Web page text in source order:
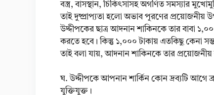
বস্ত্র, বাসস্থান, চিকিৎসাসহ অগণিত সমস্যার
তাই দুষ্প্রাপ্যতা হলো অভাব পূরণের প্রয়োজনীয়
উদ্দীপকের ছাত্র আদনান শাকিনকে তার বাবা
করতে হবে। কিন্তু ১,০০০ টাকায় এতকিছু কেনা
তাই বলা যায়, আদনান শাকিনকে তার প্রয়োজনীয়
ঘ. উদ্দীপকে আপনান শার্কিন কোন দ্রব্যটি আগে
যুক্তিযুক্ত।